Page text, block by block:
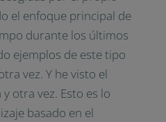
el enfoque principal de
durante los últimos
ejemplos de este tipo
vez. Y he visto el
otra vez. Esto es lo
basado en el